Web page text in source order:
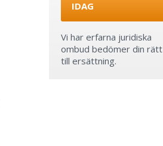
IDAG
Vi har erfarna juridiska
ombud bedömer din rätt
till ersättning.